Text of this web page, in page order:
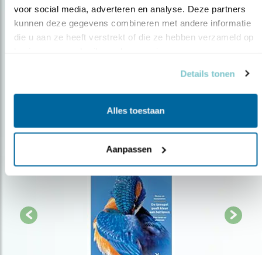
voor social media, adverteren en analyse. Deze partners
kunnen deze gegevens combineren met andere informatie
die u aan ze heeft verstrekt of die ze hebben verzameld op
Details tonen
Alles toestaan
Aanpassen
Meld je aan en ontvang nieuws, inspiratie, acties en tips
over vogels en activiteiten van Vogelbescherming.
AANMELDEN VOGELNIEUWS